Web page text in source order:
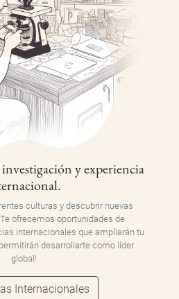
y experiencia
culturas y descubrir nuevas
ofrecemos oportunidades de
internacionales que ampliarán tu
desarrollarte como líder
global!
Internacionales